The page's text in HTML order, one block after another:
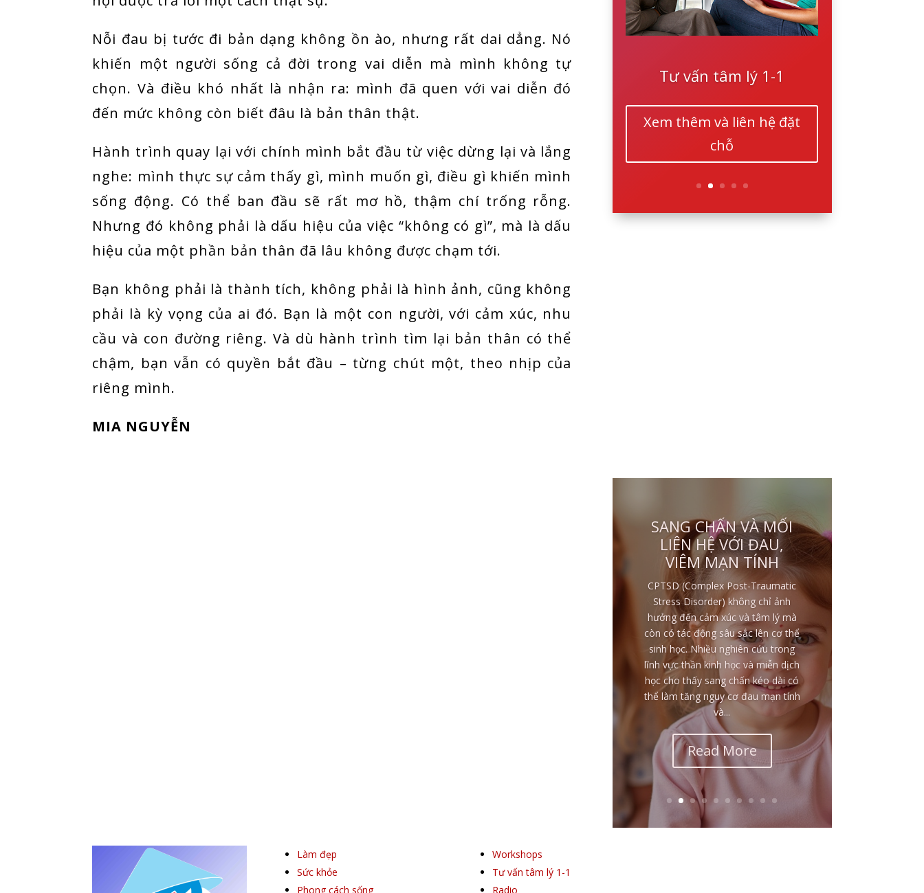
Nỗi đau bị tước đi bản dạng không ồn ào, nhưng rất dai dẳng. Nó
khiến một người sống cả đời trong vai diễn mà mình không tự
chọn. Và điều khó nhất là nhận ra: mình đã quen với vai diễn đó
đến mức không còn biết đâu là bản thân thật.
Hành trình quay lại với chính mình bắt đầu từ việc dừng lại và lắng
nghe: mình thực sự cảm thấy gì, mình muốn gì, điều gì khiến mình
sống động. Có thể ban đầu sẽ rất mơ hồ, thậm chí trống rỗng.
Nhưng đó không phải là dấu hiệu của việc “không có gì”, mà là dấu
hiệu của một phần bản thân đã lâu không được chạm tới.
Bạn không phải là thành tích, không phải là hình ảnh, cũng không
phải là kỳ vọng của ai đó. Bạn là một con người, với cảm xúc, nhu
cầu và con đường riêng. Và dù hành trình tìm lại bản thân có thể
chậm, bạn vẫn có quyền bắt đầu – từng chút một, theo nhịp của
riêng mình.
MIA NGUYỄN
Tư vấn tâm lý 1-1
Xem thêm và liên hệ đặt
chỗ
CHA MẸ CÀNG BẠO
HÀNH, ĐỨA TRẺ CÀNG
THƯƠNG VÀ BẢO VỆ
Một trong những điều khiến nhiều
người khó hiểu nhất trong sang
chấn thời thơ ấu là: tại sao một đứa
trẻ bị đánh đập, sỉ nhục hoặc làm
tổn thương lại vẫn yêu thương, bênh
vực và bảo vệ chính cha mẹ của
mình? Nhiều người nhìn từ bên
ngoài có thể nghĩ rằng đứa trẻ...
Read More
Làm đẹp
Sức khỏe
Phong cách sống
Workshops
Tư vấn tâm lý 1-1
Radio